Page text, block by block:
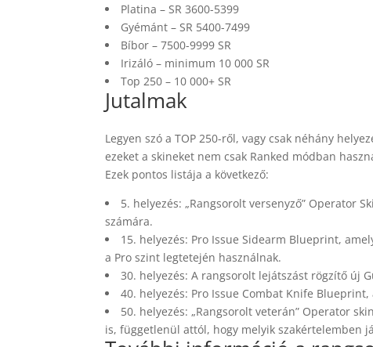
Platina – SR 3600-5399
Gyémánt – SR 5400-7499
Bíbor – 7500-9999 SR
Irizáló – minimum 10 000 SR
Top 250 – 10 000+ SR
Jutalmak
Legyen szó a TOP 250-ről, vagy csak néhány
ezeket a skineket nem csak Ranked módban
Ezek pontos listája a következő:
5. helyezés: „Rangsorolt ​​versenyző” Operator
számára.
15. helyezés: Pro Issue Sidearm Blueprint,
a Pro szint legtetején használnak.
30. helyezés: A rangsorolt ​​lejátszást rögzítő új
40. helyezés: Pro Issue Combat Knife
50. helyezés: „Rangsorolt ​​veterán” Operator
is, függetlenül attól, hogy melyik szakértelemben